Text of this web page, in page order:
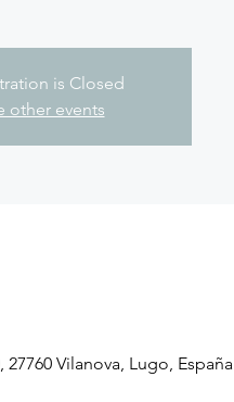
is Closed
other events
Vilanova, Lugo, España